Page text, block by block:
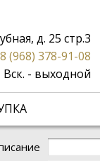
д. 25 стр.3
8 (968) 378-91-08
Вск. - выходной